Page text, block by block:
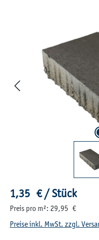
Bildergalerie überspringen
Regulärer Preis:
1,35 € / Stück
Preis pro m²: 29,95 €
Preise inkl. MwSt. zzgl.